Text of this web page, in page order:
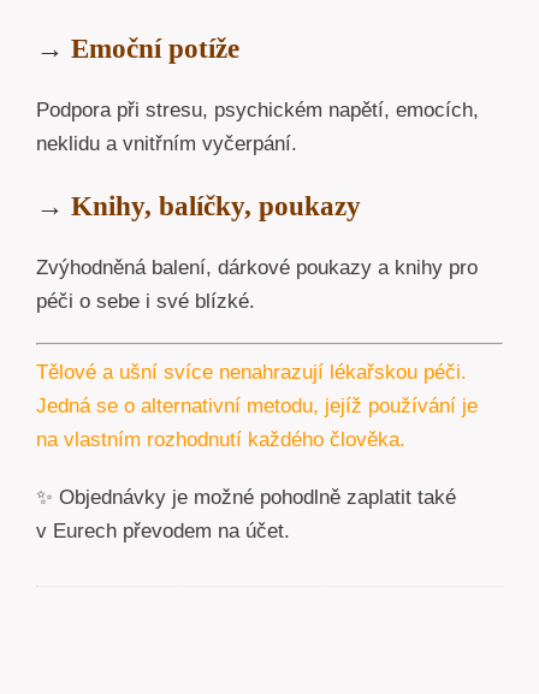
→ Emoční potíže
Podpora při stresu, psychickém napětí, emocích,
neklidu a vnitřním vyčerpání.
→ Knihy, balíčky, poukazy
Zvýhodněná balení, dárkové poukazy a knihy pro
péči o sebe i své blízké.
Tělové a ušní svíce nenahrazují lékařskou péči.
Jedná se o alternativní metodu, jejíž používání je
na vlastním rozhodnutí každého člověka.
✨ Objednávky je možné pohodlně zaplatit také
v Eurech převodem na účet.